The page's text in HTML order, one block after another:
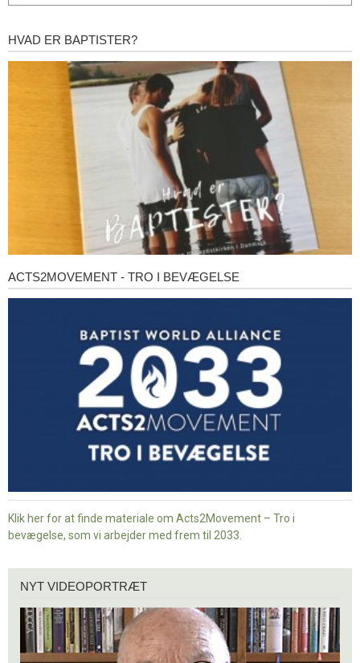
Hvad
er
HVAD ER BAPTISTER?
Acts2Movement
-
ACTS2MOVEMENT - TRO I BEVÆGELSE
Klik her for at finde materiale om Acts2Movement – Tro i
bevægelse, som vi arbejder med frem til 2033.
videoportræt
NYT VIDEOPORTRÆT